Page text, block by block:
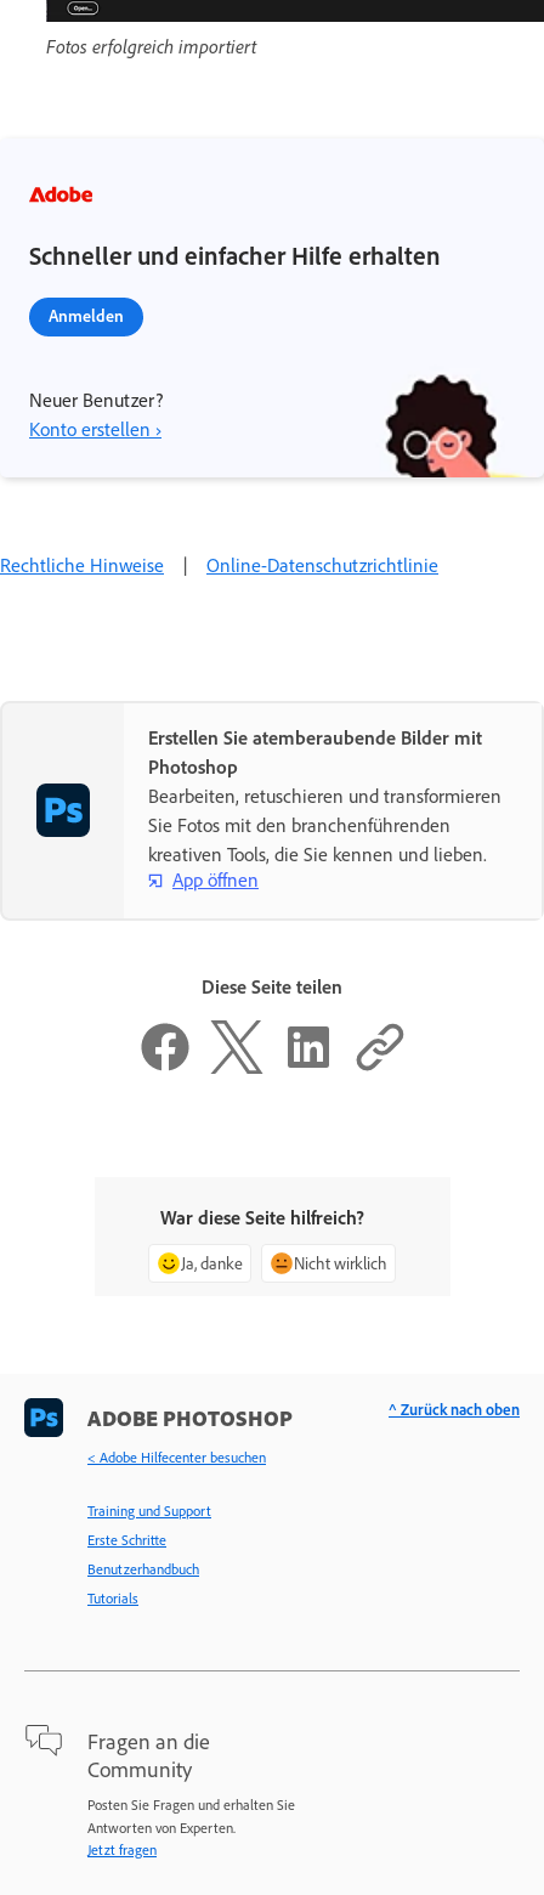
Fotos erfolgreich importiert
Schneller und einfacher Hilfe erhalten
Anmelden
Neuer Benutzer?
Konto erstellen ›
Rechtliche Hinweise | Online-Datenschutzrichtlinie
Erstellen Sie atemberaubende Bilder mit
Photoshop
Bearbeiten, retuschieren und transformieren
Sie Fotos mit den branchenführenden
kreativen Tools, die Sie kennen und lieben.
App öffnen
Diese Seite teilen
War diese Seite hilfreich?
Ja, danke Nicht wirklich
ADOBE PHOTOSHOP
< Adobe Hilfecenter besuchen
Training und Support
Erste Schritte
Benutzerhandbuch
Tutorials
Fragen an die
Community
Posten Sie Fragen und erhalten Sie
Antworten von Experten.
Jetzt fragen
^ Zurück nach oben